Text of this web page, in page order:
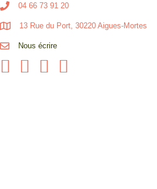
04 66 73 91 20
13 Rue du Port, 30220 Aigues-Mortes
Nous écrire